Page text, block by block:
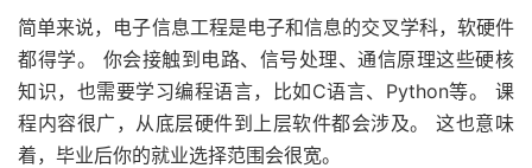
简单来说，电子信息工程是电子和信息的交叉学科，软硬件
都得学。 你会接触到电路、信号处理、通信原理这些硬核
知识，也需要学习编程语言，比如C语言、Python等。 课
程内容很广，从底层硬件到上层软件都会涉及。 这也意味
着，毕业后你的就业选择范围会很宽。